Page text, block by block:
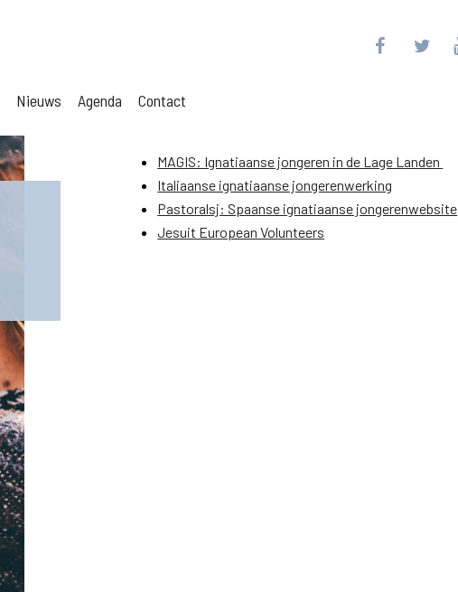
Nieuws Agenda Contact
MAGIS: Ignatiaanse jongeren in de Lage Landen
Italiaanse ignatiaanse jongerenwerking
Pastoralsj: Spaanse ignatiaanse jongerenwebsite
Jesuit European Volunteers